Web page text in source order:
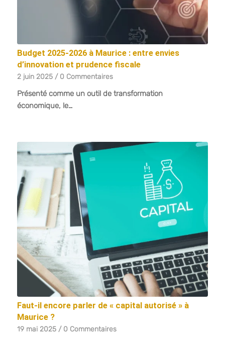
Budget 2025-2026 à Maurice : entre envies
d’innovation et prudence fiscale
2 juin 2025 / 0 Commentaires
Présenté comme un outil de transformation
économique, le…
Faut-il encore parler de « capital autorisé » à
Maurice ?
19 mai 2025 / 0 Commentaires